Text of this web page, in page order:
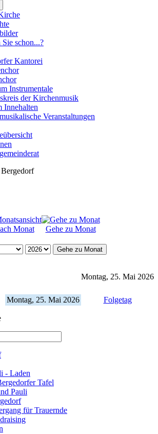
Sie schon...?
Kantorei
Instrumentale
der Kirchenmusik
Innehalten
Veranstaltungen
Monat Gehe zu Monat
Gehe zu Monat
Montag, 25. Mai 2026
Montag, 25. Mai 2026 Folgetag
- Laden
Tafel
Pauli
für Trauernde